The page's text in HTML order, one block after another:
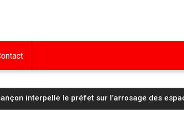
la sanction réduite au secteur 106